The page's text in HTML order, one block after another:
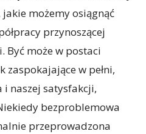
możemy osiągnąć
przynoszącej
Być może w postaci
zaspokajające w pełni,
naszej satysfakcji,
bezproblemowa
przeprowadzona